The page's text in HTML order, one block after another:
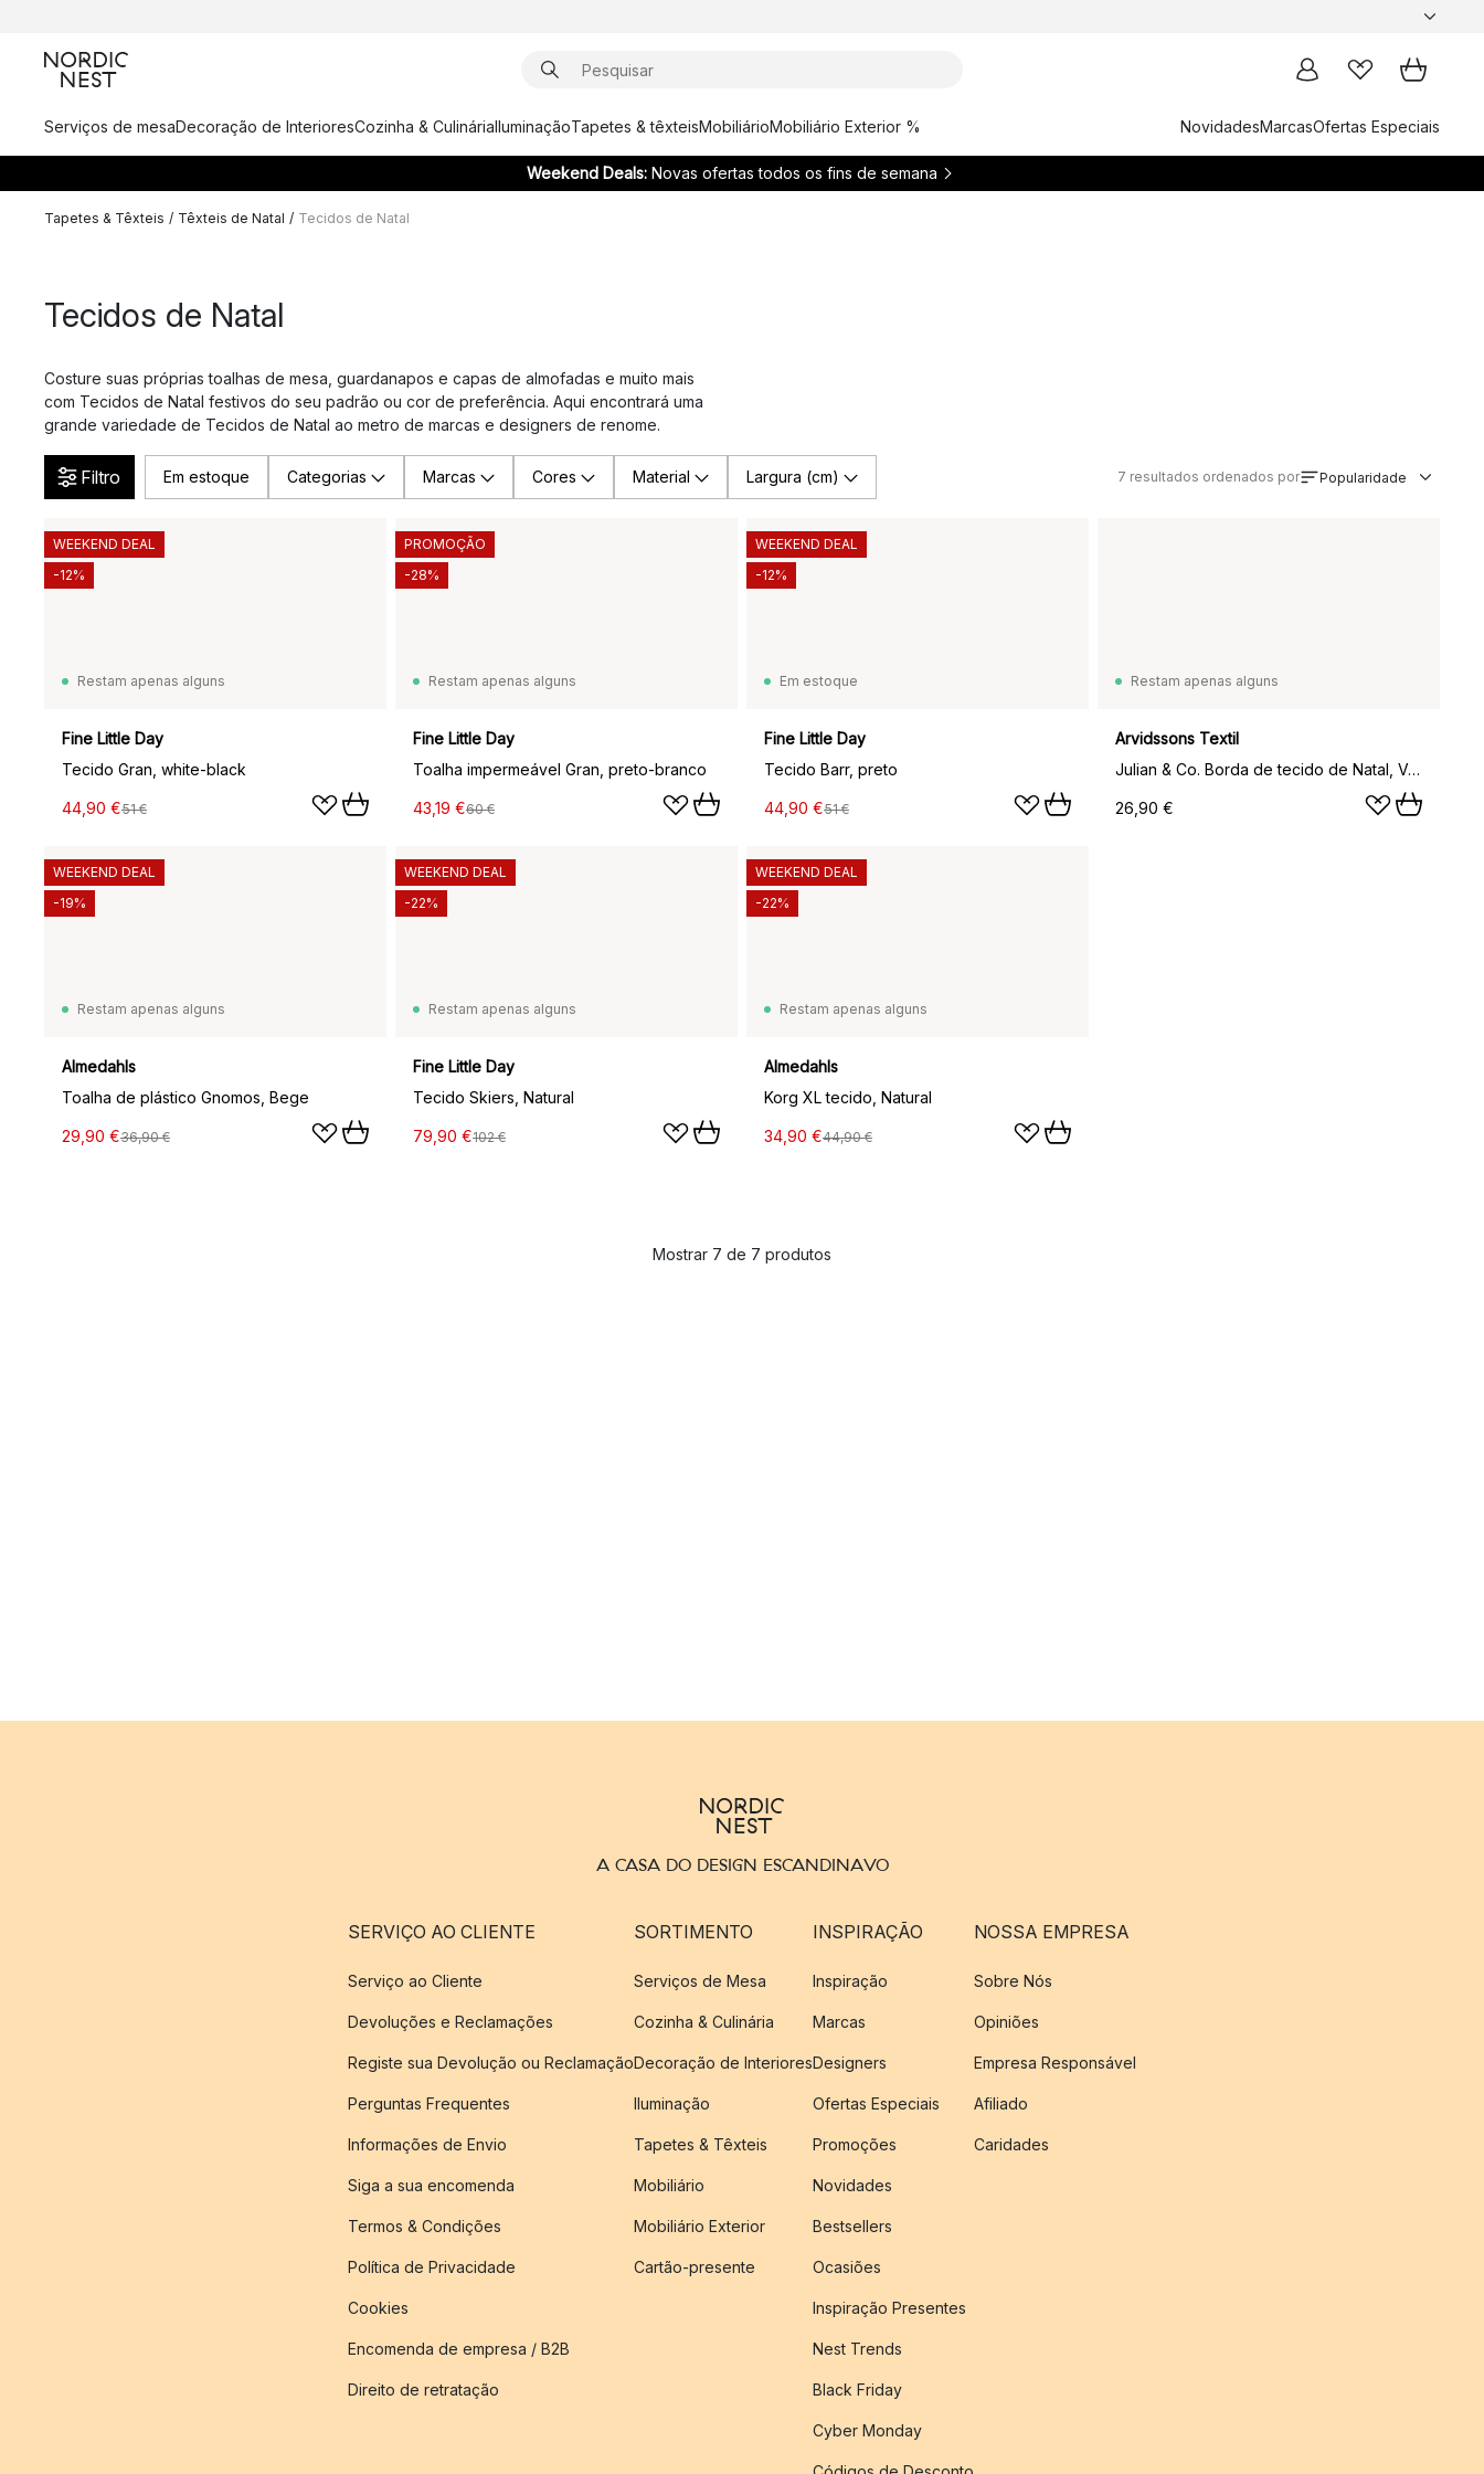
Serviços de mesaDecoração de InterioresCozinha & CulináriaIluminaçãoTapetes & têxteisMobiliárioMobiliário Exterior % NovidadesMarcasOfertas Especiais
Weekend Deals: Novas ofertas todos os fins de semana
Tapetes & Têxteis / Têxteis de Natal / Tecidos de Natal
Tecidos de Natal
Costure suas próprias toalhas de mesa, guardanapos e capas de almofadas e muito mais
com Tecidos de Natal festivos do seu padrão ou cor de preferência. Aqui encontrará uma
grande variedade de Tecidos de Natal ao metro de marcas e designers de renome.
Filtro Em estoque Categorias Marcas Cores Material Largura (cm) 7 resultados ordenados por Popularidade
Restam apenas alguns
Fine Little Day
Tecido Gran, white-black
44,90 €51 €
WEEKEND DEAL
-12%
Restam apenas alguns
Fine Little Day
Toalha impermeável Gran, preto-branco
43,19 €60 €
PROMOÇÃO
-28%
Em estoque
Fine Little Day
Tecido Barr, preto
44,90 €51 €
WEEKEND DEAL
-12%
Restam apenas alguns
Arvidssons Textil
Julian & Co. Borda de tecido de Natal, Vermelho
26,90 €
Restam apenas alguns
Almedahls
Toalha de plástico Gnomos, Bege
29,90 €36,90 €
WEEKEND DEAL
-19%
Restam apenas alguns
Fine Little Day
Tecido Skiers, Natural
79,90 €102 €
WEEKEND DEAL
-22%
Restam apenas alguns
Almedahls
Korg XL tecido, Natural
34,90 €44,90 €
WEEKEND DEAL
-22%
Mostrar 7 de 7 produtos
A CASA DO DESIGN ESCANDINAVO
SERVIÇO AO CLIENTE
Serviço ao Cliente
Devoluções e Reclamações
Registe sua Devolução ou Reclamação
Perguntas Frequentes
Informações de Envio
Siga a sua encomenda
Termos & Condições
Política de Privacidade
Cookies
Encomenda de empresa / B2B
Direito de retratação
SORTIMENTO
Serviços de Mesa
Cozinha & Culinária
Decoração de Interiores
Iluminação
Tapetes & Têxteis
Mobiliário
Mobiliário Exterior
Cartão-presente
INSPIRAÇÃO
Inspiração
Marcas
Designers
Ofertas Especiais
Promoções
Novidades
Bestsellers
Ocasiões
Inspiração Presentes
Nest Trends
Black Friday
Cyber Monday
NOSSA EMPRESA
Sobre Nós
Opiniões
Empresa Responsável
Afiliado
Caridades